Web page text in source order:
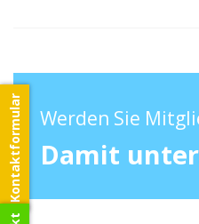
Werden Sie
Damit
Kontaktformular